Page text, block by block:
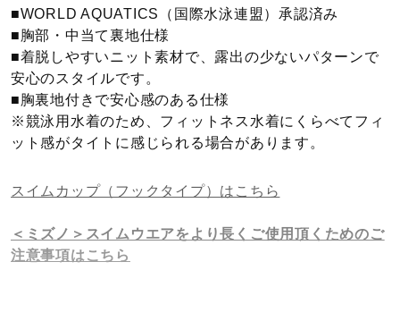
寝具／ミズノスリープ
アウトドア／レイン
サポーター
■WORLD AQUATICS（国際水泳連盟）承認済み
■胸部・中当て裏地仕様
■着脱しやすいニット素材で、露出の少ないパターンで
安心のスタイルです。
■胸裏地付きで安心感のある仕様
※競泳用水着のため、フィットネス水着にくらべてフィ
ット感がタイトに感じられる場合があります。
スイムカップ（フックタイプ）はこちら
＜ミズノ＞スイムウエアをより長くご使用頂くためのご
注意事項はこちら